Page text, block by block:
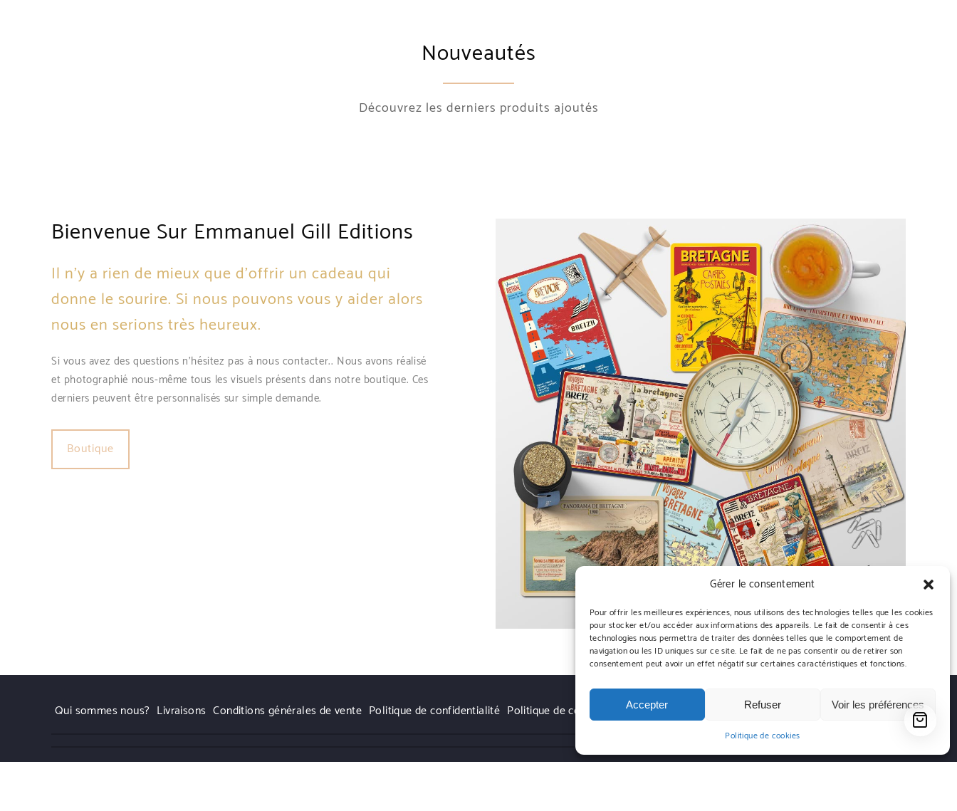
Gérer le consentement
Pour offrir les meilleures expériences, nous utilisons des technologies telles que les cookies
pour stocker et/ou accéder aux informations des appareils. Le fait de consentir à ces
technologies nous permettra de traiter des données telles que le comportement de
navigation ou les ID uniques sur ce site. Le fait de ne pas consentir ou de retirer son
consentement peut avoir un effet négatif sur certaines caractéristiques et fonctions.
Accepter Refuser Voir les préférences
Politique de cookies
Nouveautés
Découvrez les derniers produits ajoutés
looking is unavailable!
looking is unavailable!
looking is unavailable!
looking is unavailable!
Bienvenue Sur Emmanuel Gill Editions
Il n'y a rien de mieux que d'offrir un cadeau qui
donne le sourire. Si nous pouvons vous y aider alors
nous en serions très heureux.
Si vous avez des questions n'hésitez pas à nous contacter.. Nous avons réalisé
et photographié nous-même tous les visuels présents dans notre boutique. Ces
derniers peuvent être personnalisés sur simple demande.
Boutique
Qui sommes nous? Livraisons Conditions générales de vente Politique de confidentialité Politique de cookies (UE)